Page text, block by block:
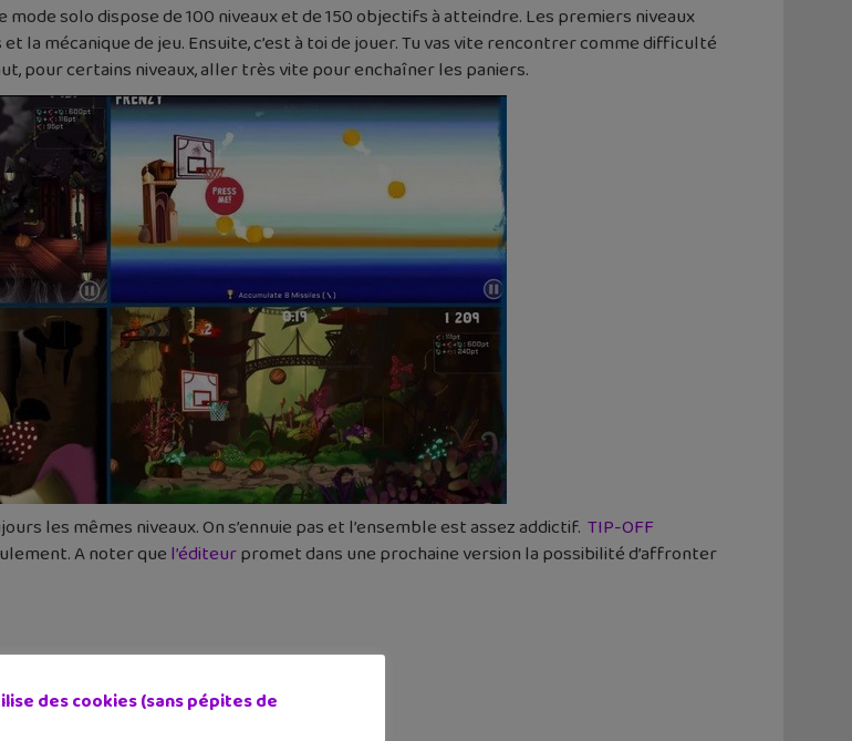
solo dispose de 100 niveaux et de 150 objectifs à atteindre. Les premiers niveaux
mécanique de jeu. Ensuite, c’est à toi de jouer. Tu vas vite rencontrer comme difficulté
pour certains niveaux, aller très vite pour enchaîner les paniers.
les mêmes niveaux. On s’ennuie pas et l’ensemble est assez addictif. TIP-OFF
A noter quel’éditeurpromet dans une prochaine version la possibilité d’affronter
des cookies (sans pépites de